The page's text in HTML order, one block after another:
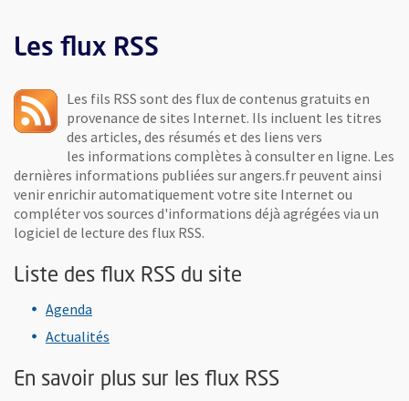
Les flux RSS
Les fils RSS sont des flux de contenus gratuits en
provenance de sites Internet. Ils incluent les titres
des articles, des résumés et des liens vers
les informations complètes à consulter en ligne. Les
dernières informations publiées sur angers.fr peuvent ainsi
venir enrichir automatiquement votre site Internet ou
compléter vos sources d'informations déjà agrégées via un
logiciel de lecture des flux RSS.
Liste des flux RSS du site
Agenda
Actualités
En savoir plus sur les flux RSS